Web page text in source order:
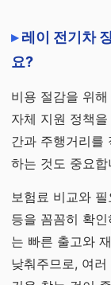
레이 전기차
요?
비용 절감을 위
자체 지원 정책
간과 주행거리를
하는 것도 중요합
보험료 비교와
등을 꼼꼼히 확
는 빠른 출고와
낮춰주므로, 여